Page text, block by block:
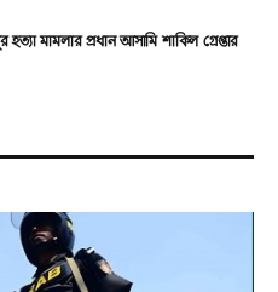
মামলার প্রধান আসামি শাকিল গ্রেপ্তার